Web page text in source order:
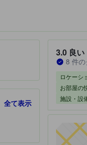
示すものです。
全て表示
宿泊施設の
3.0 良い
8 件の
ロケーシ
お部屋の
施設・設